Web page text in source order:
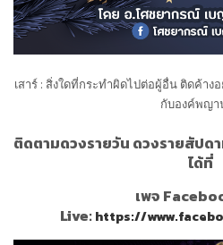
เสาร์ : สิ่งใดที่กระทำผิดไปต่อผู้อื่น ติดค้า
กับองค์พญา
ติดตามดวงรายวัน ดวงรายสัปด
ได้ที่
เพจ
Live:https://